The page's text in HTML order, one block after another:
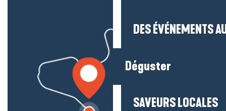
DES ÉVÉNEMENTS
Déguster
SAVEURS LOCALES